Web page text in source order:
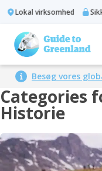
Lokal virksomhed
Besøg vores
Categories
Historie